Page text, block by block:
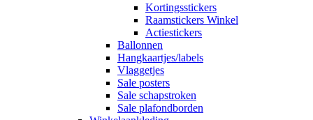
Kortingsstickers
Raamstickers Winkel
Actiestickers
Ballonnen
Hangkaartjes/labels
Vlaggetjes
Sale posters
Sale schapstroken
Sale plafondborden